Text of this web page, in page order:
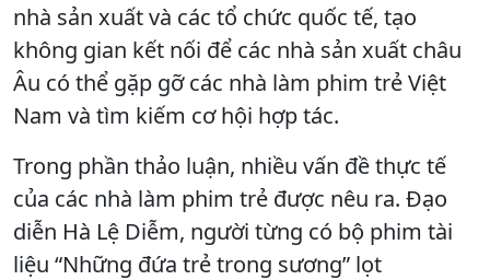
nhà sản xuất và các tổ chức quốc tế, tạo
không gian kết nối để các nhà sản xuất châu
Âu có thể gặp gỡ các nhà làm phim trẻ Việt
Nam và tìm kiếm cơ hội hợp tác.
Trong phần thảo luận, nhiều vấn đề thực tế
của các nhà làm phim trẻ được nêu ra. Đạo
diễn Hà Lệ Diễm, người từng có bộ phim tài
liệu “Những đứa trẻ trong sương” lọt